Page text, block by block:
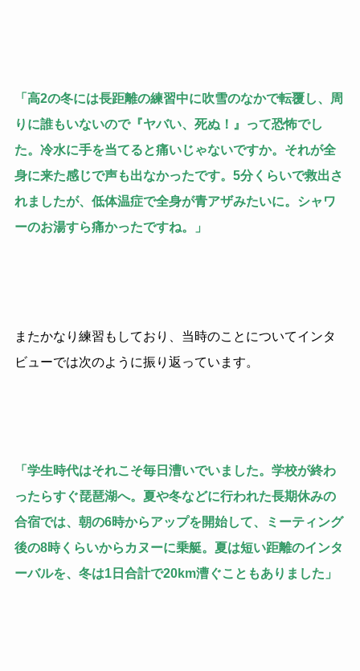
「高2の冬には長距離の練習中に吹雪のなかで転覆し、周
りに誰もいないので『ヤバい、死ぬ！』って恐怖でし
た。冷水に手を当てると痛いじゃないですか。それが全
身に来た感じで声も出なかったです。5分くらいで救出さ
れましたが、低体温症で全身が青アザみたいに。シャワ
ーのお湯すら痛かったですね。」
またかなり練習もしており、当時のことについてインタ
ビューでは次のように振り返っています。
「学生時代はそれこそ毎日漕いでいました。学校が終わ
ったらすぐ琵琶湖へ。夏や冬などに行われた長期休みの
合宿では、朝の6時からアップを開始して、ミーティング
後の8時くらいからカヌーに乗艇。夏は短い距離のインタ
ーバルを、冬は1日合計で20km漕ぐこともありました」